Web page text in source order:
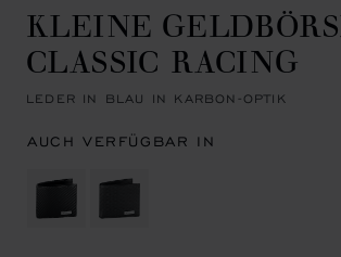
KLEINE
CLASSIC RACING
LEDER IN BLAU IN KARBON-OPTIK
AUCH VERFÜGBAR IN